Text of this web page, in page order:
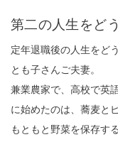
第二の人生をど
定年退職後の人生をど
とも子さんご夫妻。
兼業農家で、高校で英
に始めたのは、蕎麦と
もともと野菜を保存す